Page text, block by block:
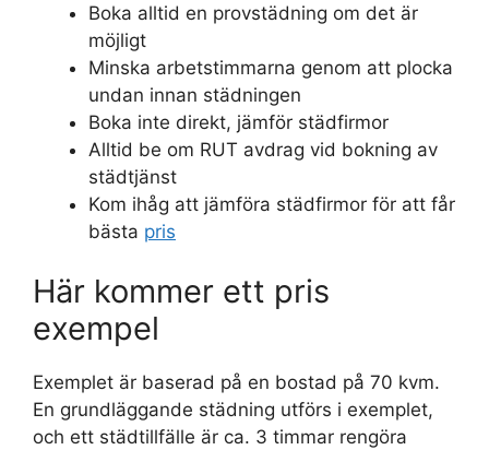
Boka alltid en provstädning om det är
möjligt
Minska arbetstimmarna genom att plocka
undan innan städningen
Boka inte direkt, jämför städfirmor
Alltid be om RUT avdrag vid bokning av
städtjänst
Kom ihåg att jämföra städfirmor för att får
bästa pris
Här kommer ett pris
exempel
Exemplet är baserad på en bostad på 70 kvm.
En grundläggande städning utförs i exemplet,
och ett städtillfälle är ca. 3 timmar rengöra